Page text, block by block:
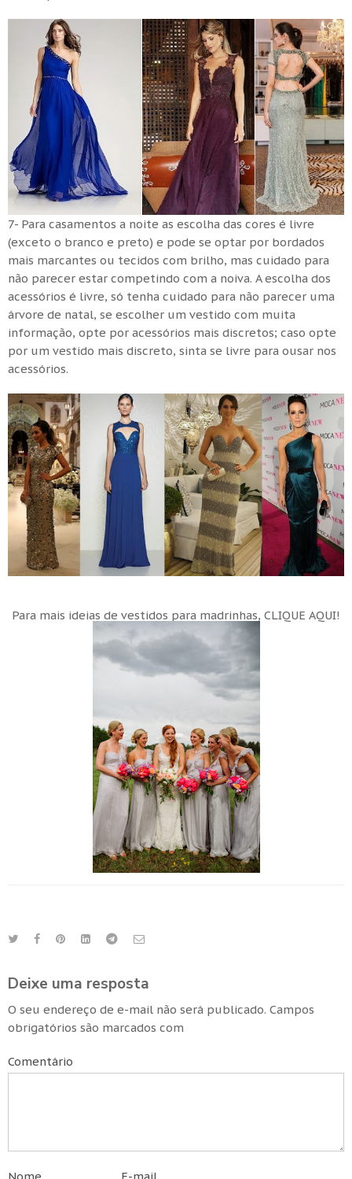
7- Para casamentos a noite as escolha das cores é livre
(exceto o branco e preto) e pode se optar por bordados
mais marcantes ou tecidos com brilho, mas cuidado para
não parecer estar competindo com a noiva. A escolha dos
acessórios é livre, só tenha cuidado para não parecer uma
árvore de natal, se escolher um vestido com muita
informação, opte por acessórios mais discretos; caso opte
por um vestido mais discreto, sinta se livre para ousar nos
acessórios.
Para mais ideias de vestidos para madrinhas, CLIQUE AQUI!
Deixe uma resposta
O seu endereço de e-mail não será publicado. Campos
obrigatórios são marcados com
Comentário